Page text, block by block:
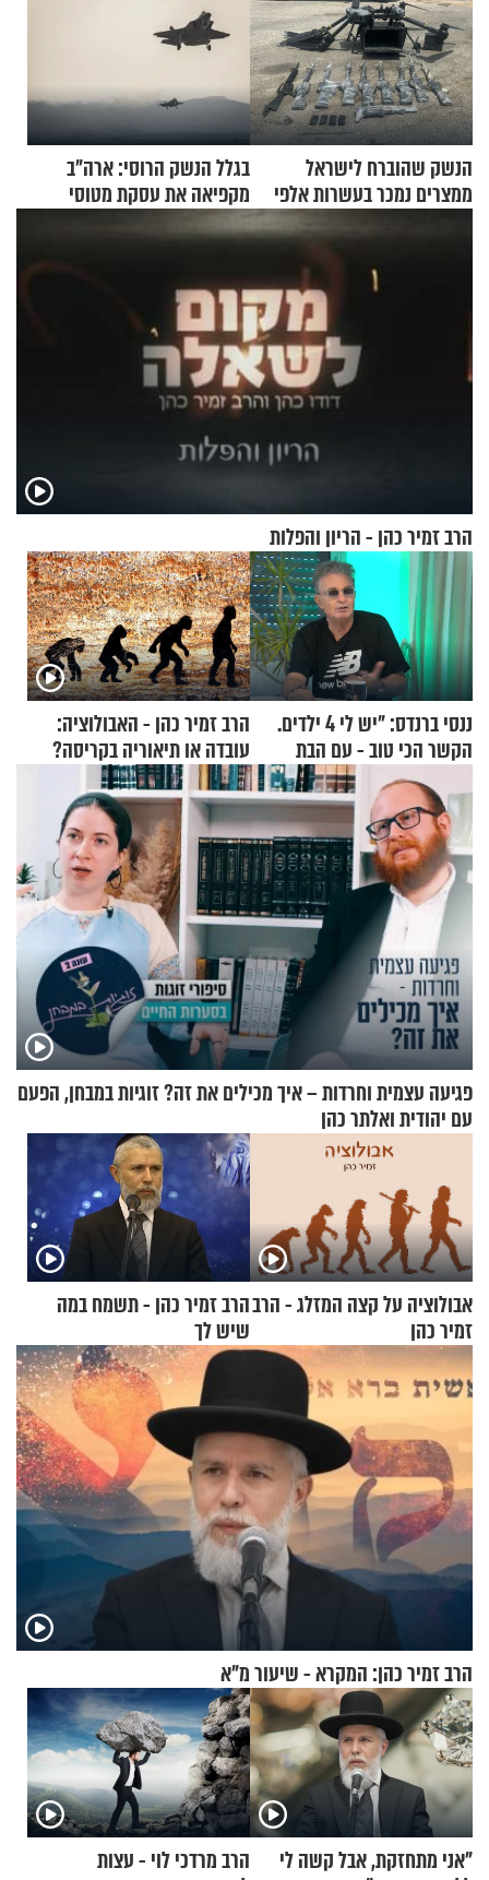
הנשק שהוברח לישראל
ממצרים נמכר בעשרות אלפי
בגלל הנשק הרוסי: ארה"ב
מקפיאה את עסקת מטוסי
הקרב לטורקיה
הרב זמיר כהן - הריון והפלות
ננסי ברנדס: "יש לי 4 ילדים.
הקשר הכי טוב - עם הבת
החרדית"
הרב זמיר כהן - האבולוציה:
עובדה או תיאוריה בקריסה?
פגיעה עצמית וחרדות – איך מכילים את זה? זוגיות במבחן, הפעם
עם יהודית ואלתר כהן
אבולוציה על קצה המזלג - הרב
זמיר כהן
הרב זמיר כהן - תשמח במה
שיש לך
הרב זמיר כהן: המקרא - שיעור מ"א
"אני מתחזקת, אבל קשה לי
הרב מרדכי לוי - עצות